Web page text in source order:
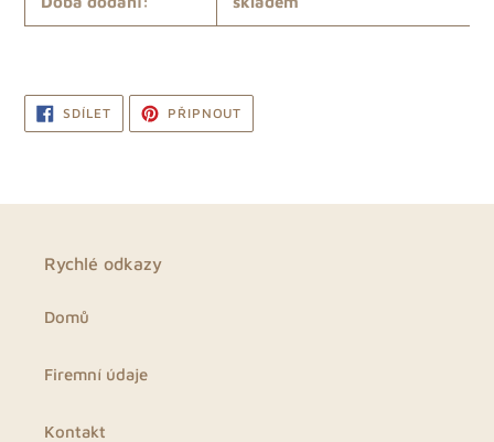
SDÍLETSDÍLET
FACEBOOKU
PŘIPNOUT
PINTERESTU
Rychlé odkazy
Domů
Firemní údaje
Kontakt